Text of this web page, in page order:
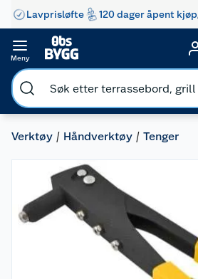
Lavprisløfte 120 dager åpent kjøp
Meny
Verktøy Håndverktøy Tenger